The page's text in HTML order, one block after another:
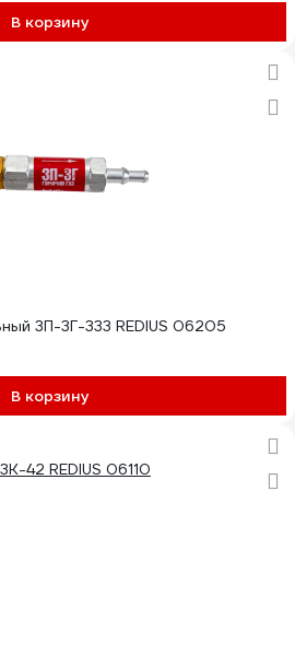
В корзину
3П-3Г-333 REDIUS 06205
В корзину